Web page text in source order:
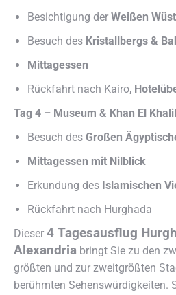
Besichtigung der Weißen
Besuch des Kristallbergs &
Mittagessen
Rückfahrt nach Kairo,
Tag 4 – Museum & Khan El
Besuch des Großen
Mittagessen mit Nilblick
Erkundung des Islamischen
Rückfahrt nach Hurghada
Dieser 4 Tagesausflug
Alexandria bringt Sie zu den
größten und zur zweitgrößten
berühmten Sehenswürdigkeiten.